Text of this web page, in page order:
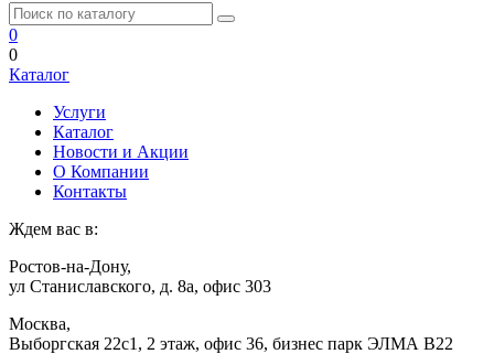
0
0
Каталог
Услуги
Каталог
Новости и Акции
О Компании
Контакты
Ждем вас в:
Ростов-на-Дону,
ул Станиславского, д. 8а, офис 303
Москва,
Выборгская 22с1, 2 этаж, офис 36, бизнес парк ЭЛМА В22